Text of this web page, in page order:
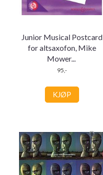
Junior Musical Postcard
for altsaxofon, Mike
Mower...
95,-
KJØP